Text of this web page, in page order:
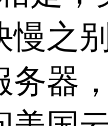
慢之
务器